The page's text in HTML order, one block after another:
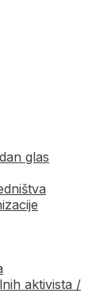
glas
aktivista /